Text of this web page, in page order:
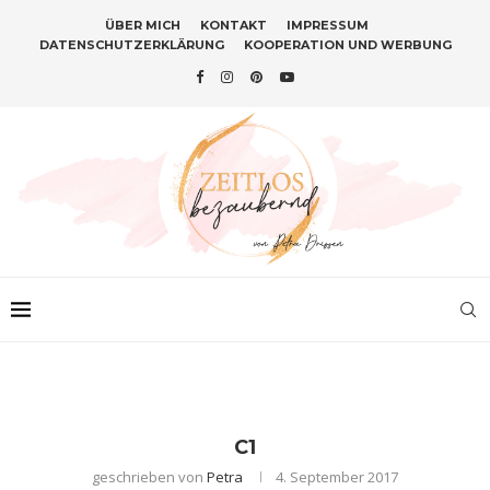
ÜBER MICH KONTAKT
IMPRESSUM
DATENSCHUTZERKLÄRUNG
KOOPERATION UND WERBUNG
C1
geschrieben von Petra 4. September 2017